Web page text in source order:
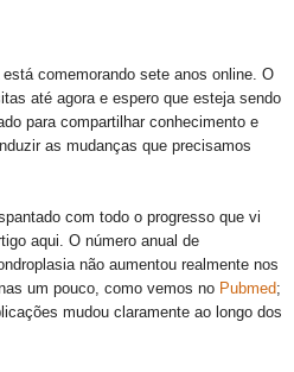
comemorando sete anos online. O
até agora e espero que esteja sendo
para compartilhar conhecimento e
as mudanças que precisamos
com todo o progresso que vi
aqui. O número anual de
não aumentou realmente nos
um pouco, como vemos no Pubmed;
mudou claramente ao longo dos